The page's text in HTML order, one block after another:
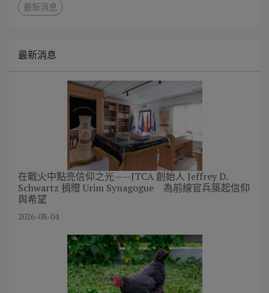
最新消息
最新消息
在戰火中點亮信仰之光——JTCA 創始人 Jeffrey D.
Schwartz 捐贈 Urim Synagogue 為前線官兵築起信仰
與希望
2026-08-04